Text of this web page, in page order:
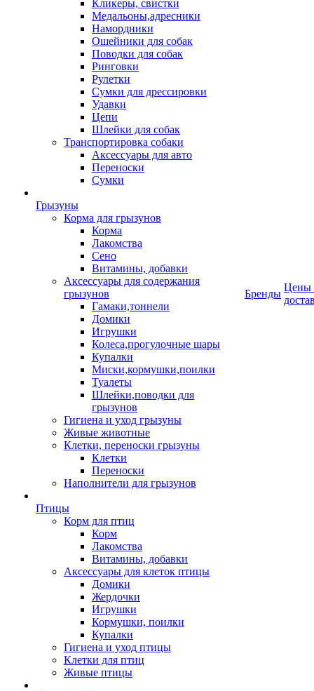
Кликеры, свистки
Медальоны,адресники
Намордники
Ошейники для собак
Поводки для собак
Ринговки
Рулетки
Сумки для дрессировки
Удавки
Цепи
Шлейки для собак
Транспортировка собаки
Аксессуары для авто
Переноски
Сумки
Грызуны
Корма для грызунов
Корма
Лакомства
Сено
Витамины, добавки
Аксессуары для содержания
грызунов
Гамаки,тоннели
Домики
Игрушки
Колеса,прогулочные шары
Купалки
Миски,кормушки,поилки
Туалеты
Шлейки,поводки для
грызунов
Гигиена и уход грызуны
Живые животные
Клетки, переноски грызуны
Клетки
Переноски
Наполнители для грызунов
Птицы
Корм для птиц
Корм
Лакомства
Витамины, добавки
Аксессуары для клеток птицы
Домики
Жердочки
Игрушки
Кормушки, поилки
Купалки
Гигиена и уход птицы
Клетки для птиц
Живые птицы
Бренды
Цены